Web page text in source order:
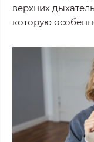
верхних
которую